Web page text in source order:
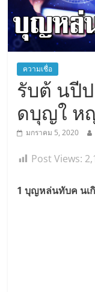
ความเชื่อ
รับต้ นปี
ดบุญใ ห
มกราคม 5, 2020
Post Views:
1 บุญหล่นทับค นเ